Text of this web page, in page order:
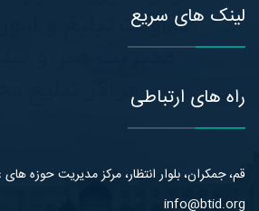
لینک های سریع
راه های ارتباطی
قم، جمکران، بلوار انتظار، مرکز مدیریت حوزه های
info@btid.org